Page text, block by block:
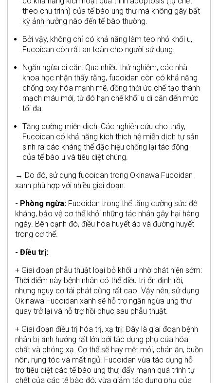
theo chu trình) của tế bào ung thư mà không gây bất
kỳ ảnh hưởng nào đến tế bào thường.
Bởi vậy, không chỉ có khả năng làm teo nhỏ khối u,
Fucoidan còn rất an toàn cho người sử dụng.
Ngăn ngừa di căn: Qua nhiều thử nghiệm, các nhà
khoa học nhận thấy rằng, fucoidan còn có khả năng
chống oxy hóa mạnh mẽ, đồng thời ức chế tạo thành
mạch máu mới, từ đó hạn chế khối u di căn đến mức
tối đa.
Tăng cường miễn dịch: Các nghiên cứu cho thấy,
Fucoidan có khả năng kích thích hệ miễn dịch tự sản
sinh ra các kháng thể đặc hiệu chống lại tác động
của tế bào u và tiêu diệt chúng.
→ Do đó, sử dụng fucoidan trong Okinawa Fucoidan
xanh phù hợp với nhiều giai đoạn:
- Phòng ngừa: Fucoidan trong thể tăng cường sức đề
kháng, bảo vệ cơ thể khỏi những tác nhân gây hại hàng
ngày. Bên cạnh đó, điều hòa huyết áp và đường huyết
trong cơ thể.
- Điều trị:
+ Giai đoạn phẫu thuật loại bỏ khối u nhờ phát hiện sớm:
Thời điểm này bệnh nhân có thể điều trị ổn định rồi,
nhưng nguy cơ tái phát cũng rất cao. Vậy nên, sử dụng
Okinawa Fucoidan xanh sẽ hỗ trợ ngăn ngừa ung thư
quay trở lại và hỗ trợ hồi phục sau phẫu thuật.
+ Giai đoạn điều trị hóa trị, xạ trị: Đây là giai đoạn bệnh
nhân bị ảnh hưởng rất lớn bởi tác dụng phụ của hóa
chất và phóng xạ. Cơ thể sẽ hay mệt mỏi, chán ăn, buồn
nôn, rụng tóc và mất ngủ. Fucoidan vừa tác dụng hỗ
trợ tiêu diệt các tế bào ung thư, đẩy mạnh quá trình tự
chết của các tế bào đó; vừa giảm tác dụng phụ của